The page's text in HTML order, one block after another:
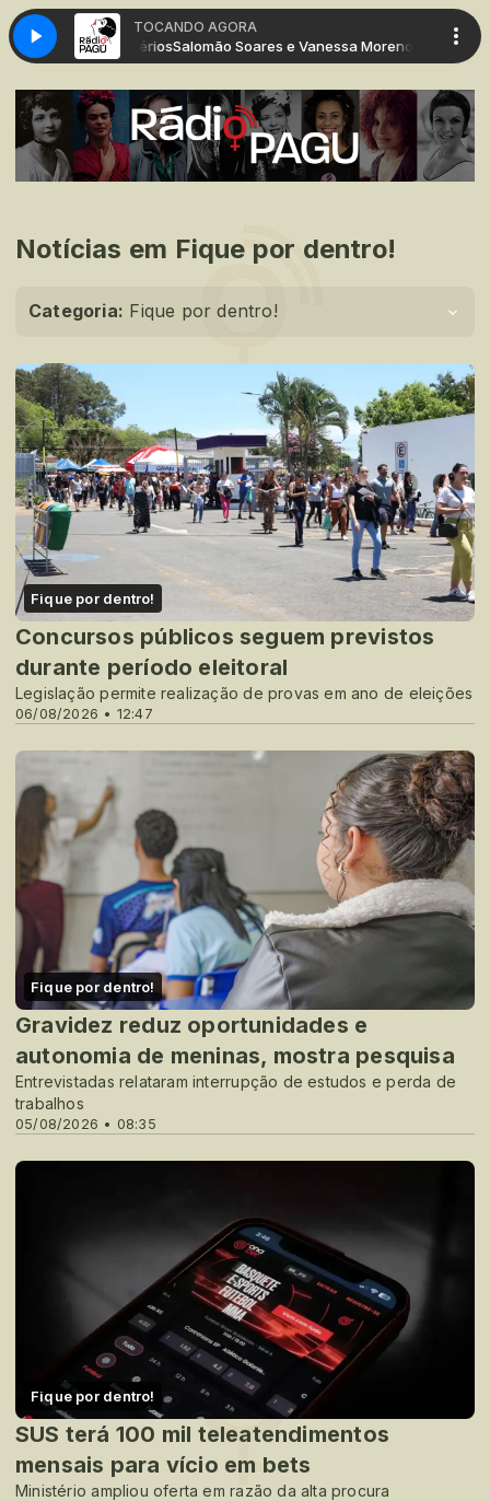
TOCANDO AGORA
- Mistérios Salomão Soares e Vanessa Moreno - Mistérios
Notícias em Fique por dentro!
Categoria: Fique por dentro!
Fique por dentro!
06/08/2026 • 12:47
Concursos públicos seguem previstos
durante período eleitoral
Legislação permite realização de provas em ano de eleições
Fique por dentro!
05/08/2026 • 08:35
Gravidez reduz oportunidades e
autonomia de meninas, mostra pesquisa
Entrevistadas relataram interrupção de estudos e perda de
trabalhos
Fique por dentro!
SUS terá 100 mil teleatendimentos
mensais para vício em bets
Ministério ampliou oferta em razão da alta procura